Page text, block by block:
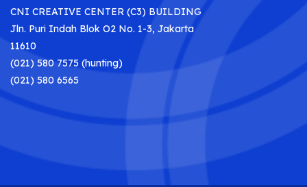
CNI CREATIVE CENTER (C3) BUILDING
Jln. Puri Indah Blok O2 No. 1-3, Jakarta
11610
(021) 580 7575 (hunting)
(021) 580 6565